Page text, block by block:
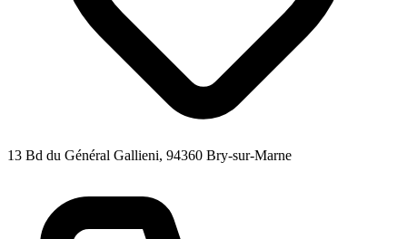
13 Bd du Général Gallieni, 94360 Bry-sur-Marne